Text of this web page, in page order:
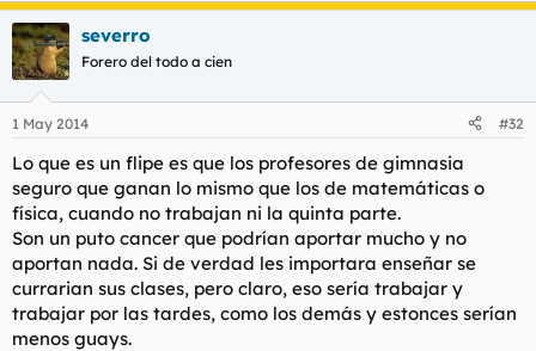
severro
Forero del todo a cien
1 May 2014 #32
Lo que es un flipe es que los profesores de gimnasia
seguro que ganan lo mismo que los de matemáticas o
física, cuando no trabajan ni la quinta parte.
Son un puto cancer que podrían aportar mucho y no
aportan nada. Si de verdad les importara enseñar se
currarian sus clases, pero claro, eso sería trabajar y
trabajar por las tardes, como los demás y estonces serían
menos guays.